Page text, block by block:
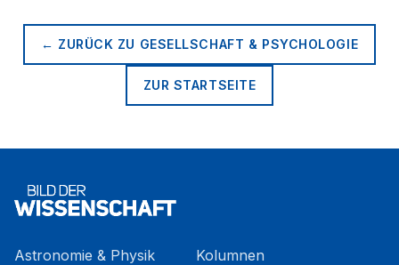
← ZURÜCK ZU GESELLSCHAFT & PSYCHOLOGIE
ZUR STARTSEITE
Astronomie & Physik
Kolumnen